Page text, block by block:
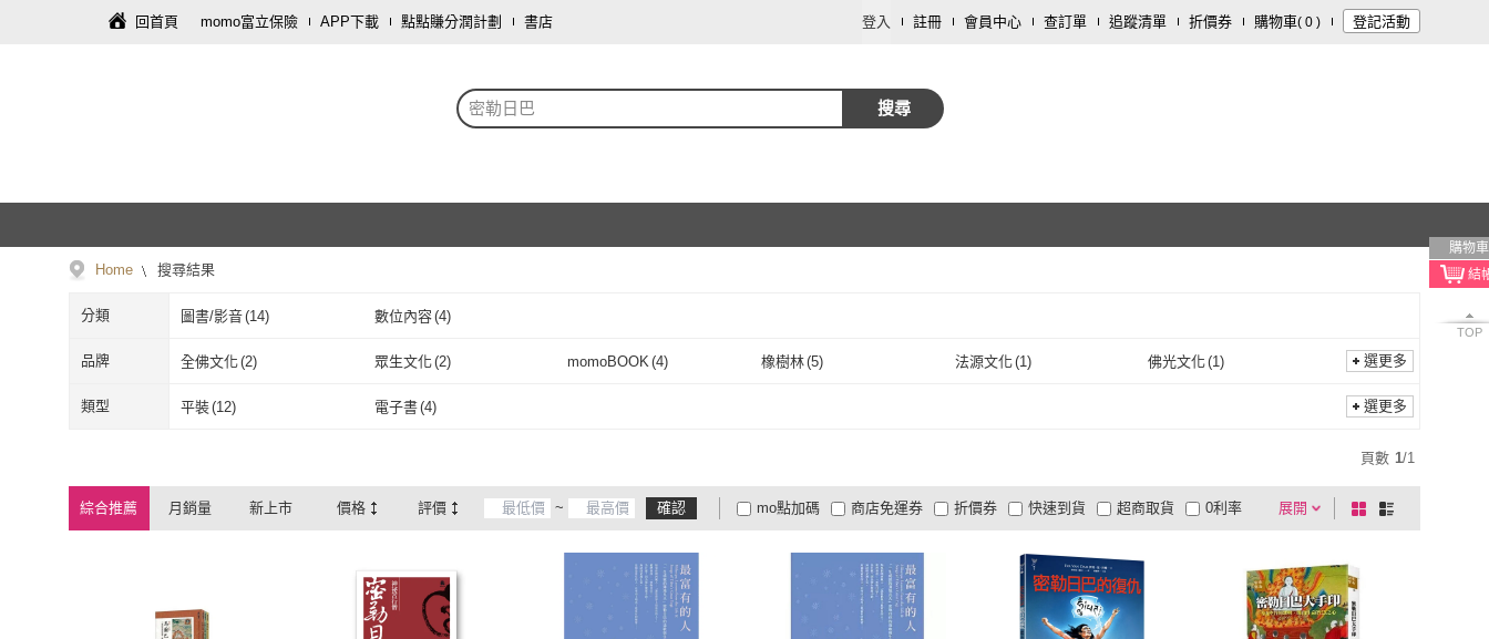
回首頁 momo富立保險 APP下載 點點賺分潤計劃 書店 登入 註冊 會員中心 查訂單 追蹤清單 折價券 購物車( 0 ) 登記活動
密勒日巴 搜尋
購物車
TOP
Home 搜尋結果
分類 圖書/影音(14) 數位內容(4)
品牌 全佛文化(2) 眾生文化(2) momoBOOK (4) 橡樹林(5) 法源文化(1) 佛光文化(1)
鷲峰出版社 法鼓文化(
全佛文化 眾生文化
選更多
類型 平裝(12) 電子書(4) 選更多
頁數 1/1
綜合推薦 月銷量 新上市 價格 評價 ~ 確認 展開
折價券
有影片
商品有量 電視購物
mo點加碼 快速到貨 超商取貨
低溫宅配
大家電安心配
大家電快配
定期配/分次配
商店免運券 0利率
貨到付款 超商付款
及以上 1 及以上
棋
盤
列